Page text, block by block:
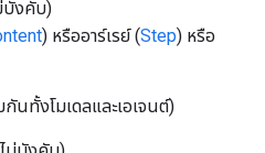
บังคับ)
) หรืออาร์เรย์ (Step) หรือ
นทั้งโมเดลและเอเจนต์)